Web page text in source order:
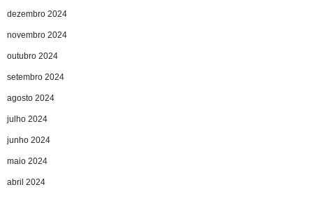
dezembro 2024
novembro 2024
outubro 2024
setembro 2024
agosto 2024
julho 2024
junho 2024
maio 2024
abril 2024